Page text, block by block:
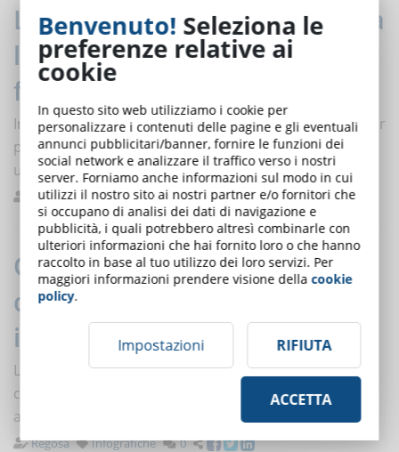
LEARNTEC 2018: la fiera europea
leader nel settore della
formazione online
In preparazione la 26 edizione di LEARNTEC, fiera leader
per la formazione in e-Learning nelle scuole, nelle
università e nella vita aziendale ...
De Domenico Eventi e Fiere 0
Quali saranno i trends
dell'elearning nel 2018? Scoprilo
in questa infografica
Le metodologie di apprendimento sono sempre in
continua evoluzione e il 2018 promette di essere un
anno ricco di innovazioni per la formazione online ...
Regosa Infografiche 0
Benvenuto! Seleziona le
preferenze relative ai
cookie
In questo sito web utilizziamo i cookie per
personalizzare i contenuti delle pagine e gli eventuali
annunci pubblicitari/banner, fornire le funzioni dei
social network e analizzare il traffico verso i nostri
server. Forniamo anche informazioni sul modo in cui
utilizzi il nostro sito ai nostri partner e/o fornitori che
si occupano di analisi dei dati di navigazione e
pubblicità, i quali potrebbero altresì combinarle con
ulteriori informazioni che hai fornito loro o che hanno
raccolto in base al tuo utilizzo dei loro servizi. Per
maggiori informazioni prendere visione dellacookie
policy.
Impostazioni RIFIUTA
ACCETTA